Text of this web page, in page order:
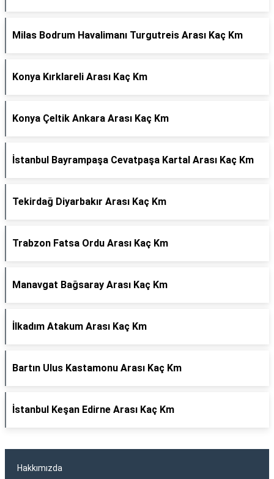
Milas Bodrum Havalimanı Turgutreis Arası Kaç Km
Konya Kırklareli Arası Kaç Km
Konya Çeltik Ankara Arası Kaç Km
İstanbul Bayrampaşa Cevatpaşa Kartal Arası Kaç Km
Tekirdağ Diyarbakır Arası Kaç Km
Trabzon Fatsa Ordu Arası Kaç Km
Manavgat Bağsaray Arası Kaç Km
İlkadım Atakum Arası Kaç Km
Bartın Ulus Kastamonu Arası Kaç Km
İstanbul Keşan Edirne Arası Kaç Km
Hakkımızda